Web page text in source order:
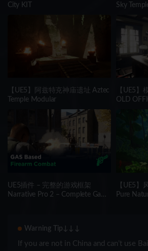
City KIT
Sky
【UE5】阿兹特克神庙遗址 Aztec
Temple Modular
【UE5】
OLD
UE5插件 – 完整的游戏框架
Narrative Pro 2 – Complete Game
【UE5】
Pure
Warning Tip↓↓↓
If you are not in China and can’t use